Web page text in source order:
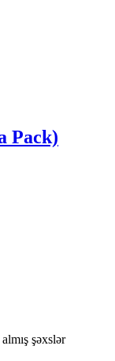
Pack)
şəxslər